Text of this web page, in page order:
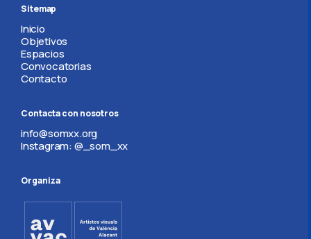
Sitemap
Inicio
Objetivos
Espacios
Convocatorias
Contacto
Contacta con nosotros
info@somxx.org
Instagram: @_som_xx
Organiza